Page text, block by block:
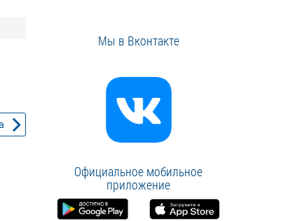
Мы в Вконтакте
Официальное мобильное
приложение